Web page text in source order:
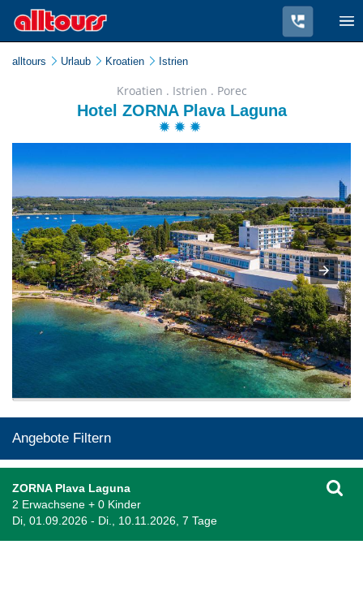
alltours Urlaub Kroatien Istrien
Kroatien . Istrien . Porec
Hotel ZORNA Plava Laguna
Angebote Filtern
ZORNA Plava Laguna
2 Erwachsene + 0 Kinder
Di, 01.09.2026 - Di., 10.11.2026, 7 Tage